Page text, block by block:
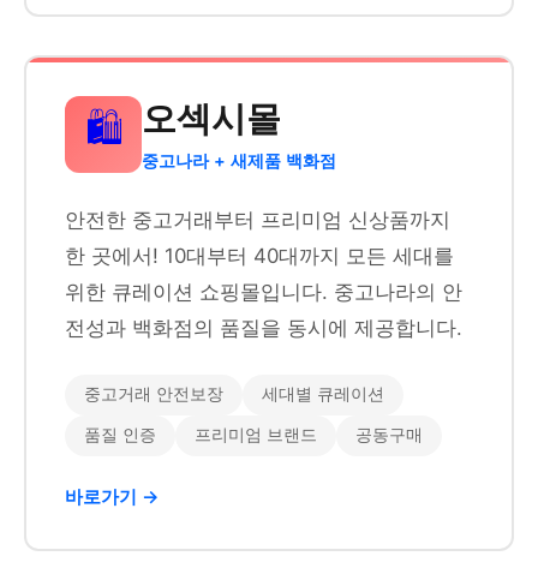
🛍️ 오섹시몰
중고나라 + 새제품 백화점
안전한 중고거래부터 프리미엄 신상품까지
한 곳에서! 10대부터 40대까지 모든 세대를
위한 큐레이션 쇼핑몰입니다. 중고나라의 안
전성과 백화점의 품질을 동시에 제공합니다.
중고거래 안전보장 세대별 큐레이션
품질 인증 프리미엄 브랜드 공동구매
바로가기 →